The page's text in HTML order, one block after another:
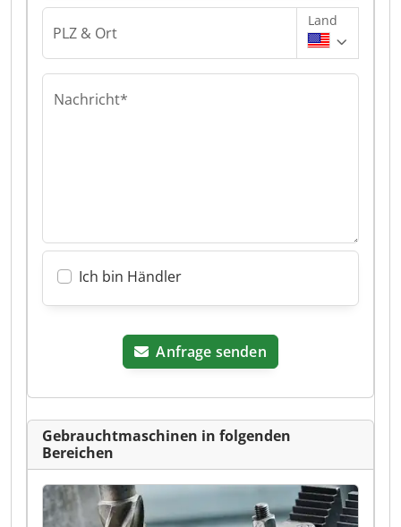
PLZ & Ort
Land
Nachricht*
Ich bin Händler
Anfrage senden
Gebrauchtmaschinen in folgenden
Bereichen